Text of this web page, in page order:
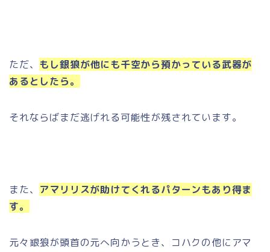
ただ、 もし銀狼が他にも千空から預かっている武器が
あるとしたら。
それならばまだ逃げれる可能性が残されています。
また、 アマリリスが助けてくれるパターンもあり得ま
す。
元々銀狼が頭首の元へ向かうとき、コハクの他にアマ